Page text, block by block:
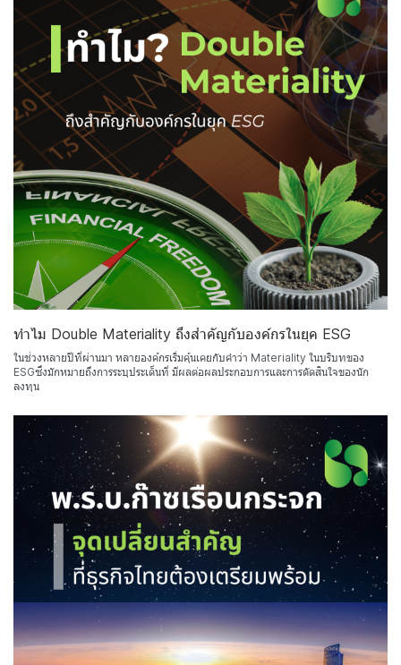
ทำไม Double Materiality ถึงสำคัญกับองค์กรในยุค ESG
ในช่วงหลายปีที่ผ่านมา หลายองค์กรเริ่มคุ้นเคยกับคำว่า Materiality ในบริบทของ
ESGซึ่งมักหมายถึงการระบุประเด็นที่ มีผลต่อผลประกอบการและการตัดสินใจของนัก
ลงทุน